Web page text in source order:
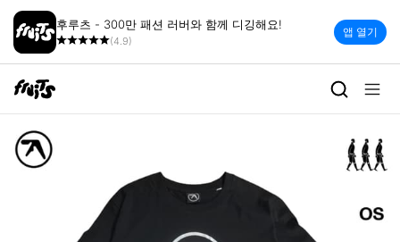
후루츠 - 300만 패션 러버와 함께 디깅해요!
(4.9)
앱 열기